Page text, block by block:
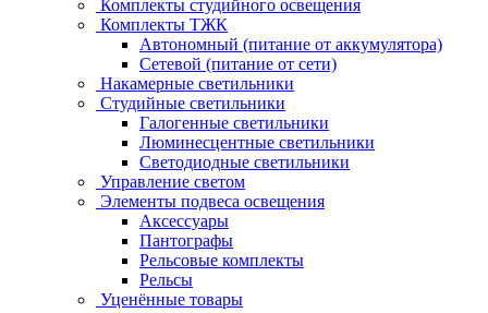
Комплекты студийного освещения
Комплекты ТЖК
Автономный (питание от аккумулятора)
Сетевой (питание от сети)
Накамерные светильники
Студийные светильники
Галогенные светильники
Люминесцентные светильники
Светодиодные светильники
Управление светом
Элементы подвеса освещения
Аксессуары
Пантографы
Рельсовые комплекты
Рельсы
Уценённые товары